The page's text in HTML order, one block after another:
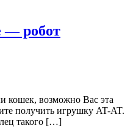
— робот
кошек, возможно Вас эта
получить игрушку AT-AT.
такого […]